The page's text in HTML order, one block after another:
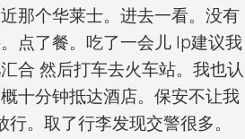
那个华莱士。进去一看。没有
点了餐。吃了一会儿 lp建议我
合 然后打车去火车站。我也认
十分钟抵达酒店。保安不让我
。取了行李发现交警很多。